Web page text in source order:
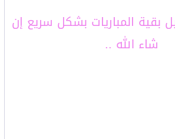
بقية المباريات بشكل سريع إن
شاء الله ..